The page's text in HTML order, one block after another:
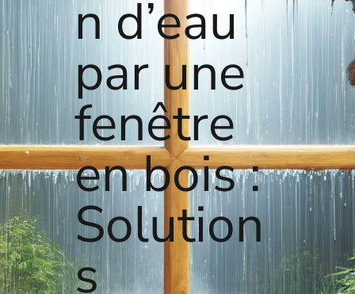
n d’eau
par une
fenêtre
en bois :
Solution
s